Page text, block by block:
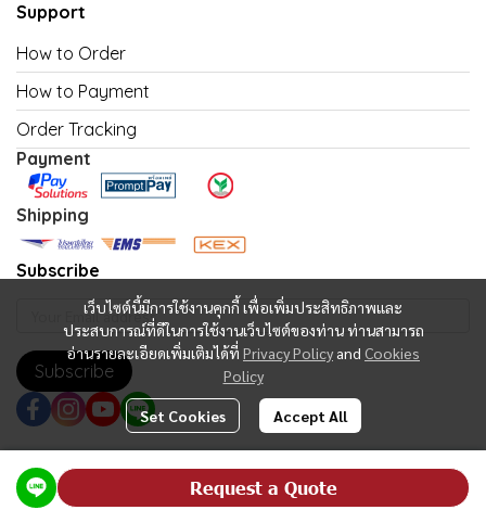
Request a Quote
เว็บไซต์นี้มีการใช้งานคุกกี้ เพื่อเพิ่มประสิทธิภาพและ
ประสบการณ์ที่ดีในการใช้งานเว็บไซต์ของท่าน ท่านสามารถ
อ่านรายละเอียดเพิ่มเติมได้ที่ Privacy Policy and Cookies
Policy
Set Cookies Accept All
Support
How to Order
How to Payment
Order Tracking
Payment
Shipping
Subscribe
Subscribe
Copyright | All Rights Reserved | Powered by MWE